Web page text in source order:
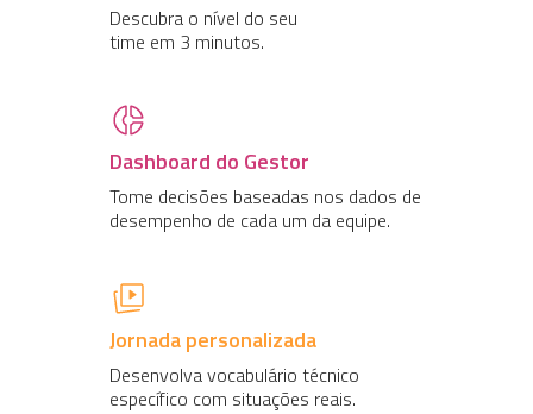
Descubra o nível do seu
time em 3 minutos.
Dashboard do Gestor
Tome decisões baseadas nos dados de
desempenho de cada um da equipe.
Jornada personalizada
Desenvolva vocabulário técnico
específico com situações reais.